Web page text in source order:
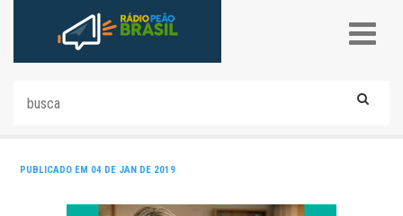
PUBLICADO EM 04 DE JAN DE 2019